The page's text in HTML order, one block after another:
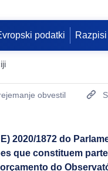
podatki
Portletobvestil
2020/1872 do
que constituem
do